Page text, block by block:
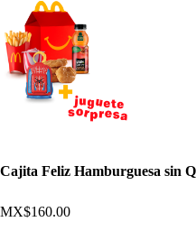
Cajita Feliz Hamburguesa sin
MX$160.00